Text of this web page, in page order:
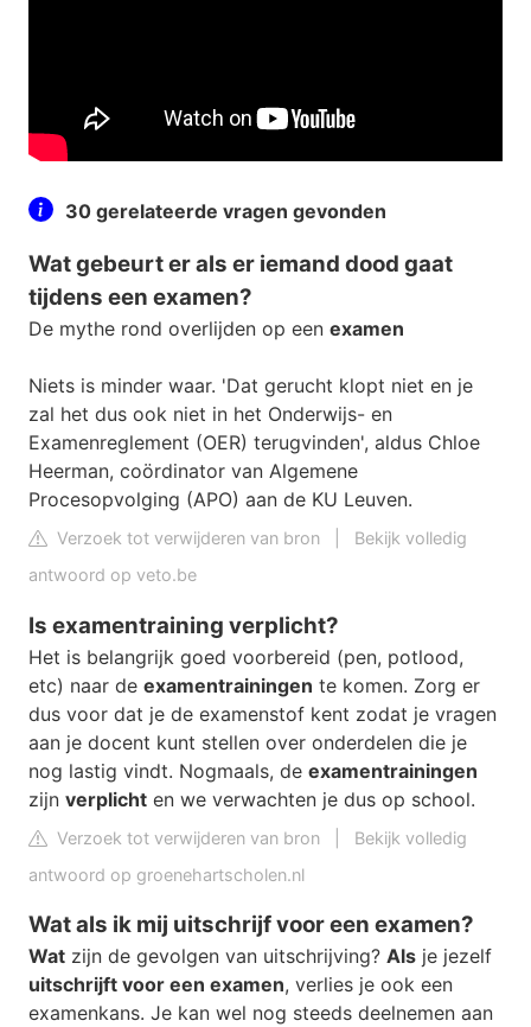
30 gerelateerde vragen gevonden
Wat gebeurt er als er iemand dood gaat
tijdens een examen?
De mythe rond overlijden op een examen
Niets is minder waar. 'Dat gerucht klopt niet en je
zal het dus ook niet in het Onderwijs- en
Examenreglement (OER) terugvinden', aldus Chloe
Heerman, coördinator van Algemene
Procesopvolging (APO) aan de KU Leuven.
Verzoek tot verwijderen van bron
Bekijk volledig
antwoord op veto.be
Is examentraining verplicht?
Het is belangrijk goed voorbereid (pen, potlood,
etc) naar de examentrainingen te komen. Zorg er
dus voor dat je de examenstof kent zodat je vragen
aan je docent kunt stellen over onderdelen die je
nog lastig vindt. Nogmaals, de examentrainingen
zijn verplicht en we verwachten je dus op school.
Verzoek tot verwijderen van bron
Bekijk volledig
antwoord op groenehartscholen.nl
Wat als ik mij uitschrijf voor een examen?
Wat zijn de gevolgen van uitschrijving? Als je jezelf
uitschrijft voor een examen, verlies je ook een
examenkans. Je kan wel nog steeds deelnemen aan